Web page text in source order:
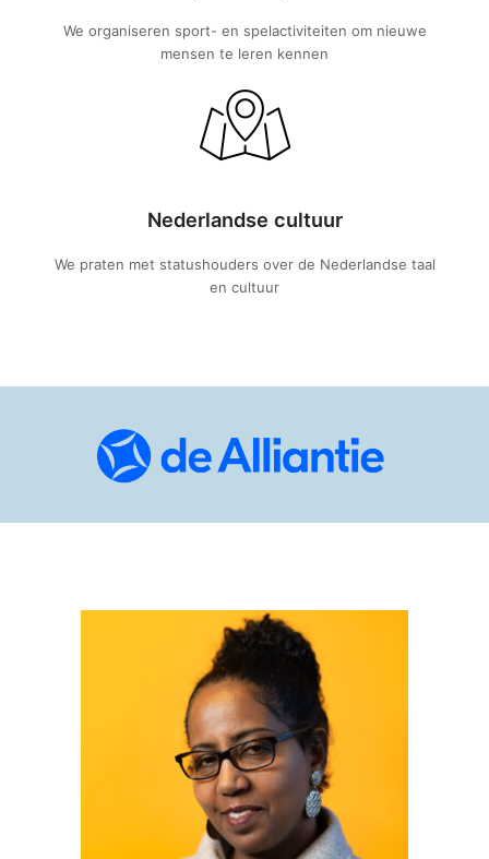
We organiseren sport- en spelactiviteiten om nieuwe
mensen te leren kennen
Nederlandse cultuur
We praten met statushouders over de Nederlandse taal
en cultuur